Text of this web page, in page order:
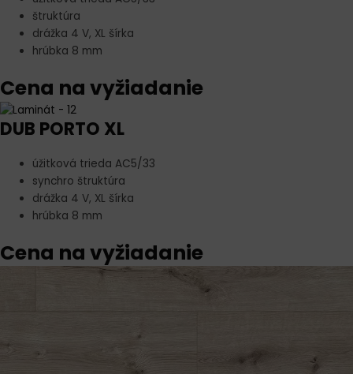
štruktúra
drážka 4 V, XL šírka
hrúbka 8 mm
Cena na vyžiadanie
DUB PORTO XL
úžitková trieda AC5/33
synchro štruktúra
drážka 4 V, XL šírka
hrúbka 8 mm
Cena na vyžiadanie